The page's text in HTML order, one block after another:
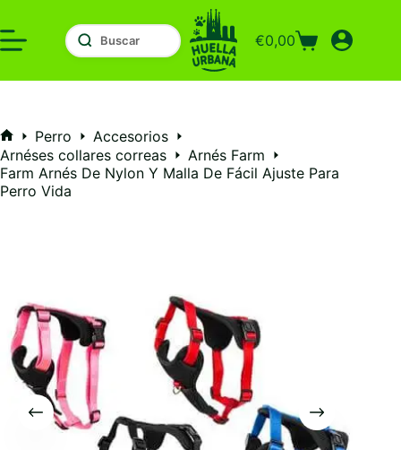
al
contenido
Carro
compra
€0,00
Inicio
Perro
Accesorios
Arnéses collares correas
Arnés Farm
Farm Arnés De Nylon Y Malla De Fácil Ajuste Para
Perro Vida